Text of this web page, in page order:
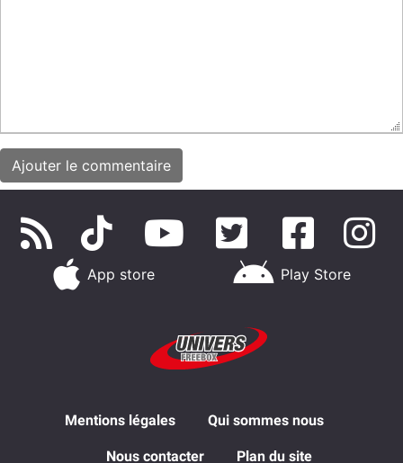
App store Play Store
Mentions légales Qui sommes nous
Nous contacter Plan du site